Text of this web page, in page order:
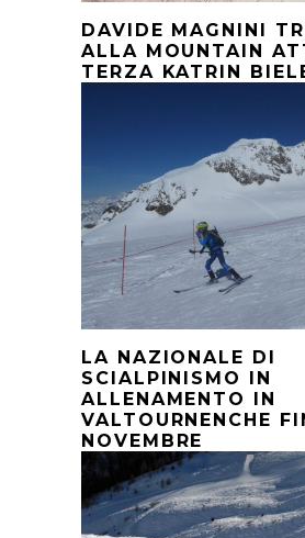
DAVIDE MAGNINI
ALLA MOUNTAIN
TERZA KATRIN
LA NAZIONALE DI
SCIALPINISMO IN
ALLENAMENTO IN
VALTOURNENCHE
NOVEMBRE